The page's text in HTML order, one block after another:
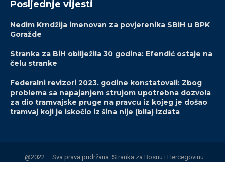
Posljednje vijesti
Nedim Krndžija imenovan za povjerenika SBiH u BPK
Goražde
Stranka za BiH obilježila 30 godina: Efendić ostaje na
čelu stranke
Federalni revizori 2023. godine konstatovali: Zbog
problema sa napajanjem strujom upotrebna dozvola
za dio tramvajske pruge na pravcu iz kojeg je došao
tramvaj koji je iskočio iz šina nije (bila) izdata
@2022 – Sva prava pridržana. Stranka za Bosnu i Hercegovinu.